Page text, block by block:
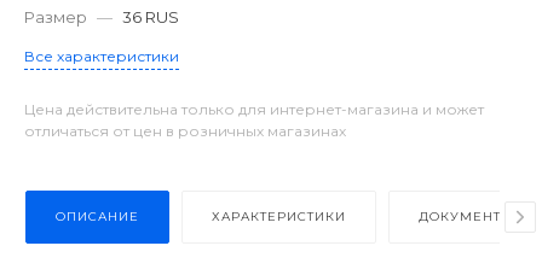
Размер — 36 RUS
Все характеристики
Цена действительна только для интернет-магазина и может
отличаться от цен в розничных магазинах
ОПИСАНИЕ ХАРАКТЕРИСТИКИ ДОКУМЕНТЫ